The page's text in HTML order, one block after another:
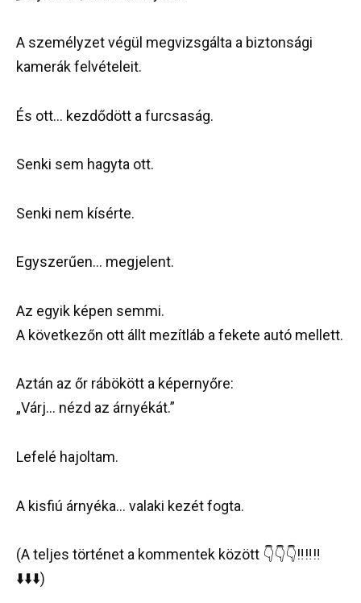
A személyzet végül megvizsgálta a biztonsági
kamerák felvételeit.
És ott… kezdődött a furcsaság.
Senki sem hagyta ott.
Senki nem kísérte.
Egyszerűen… megjelent.
Az egyik képen semmi.
A következőn ott állt mezítláb a fekete autó mellett.
Aztán az őr rábökött a képernyőre:
„Várj… nézd az árnyékát.”
Lefelé hajoltam.
A kisfiú árnyéka… valaki kezét fogta.
(A teljes történet a kommentek között 👇👇👇‼️‼️‼️
⬇️⬇️⬇️)